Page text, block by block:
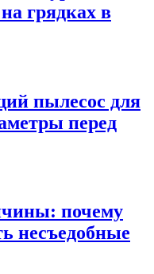
грядках в
пылесос для
перед
почему
несъедобные